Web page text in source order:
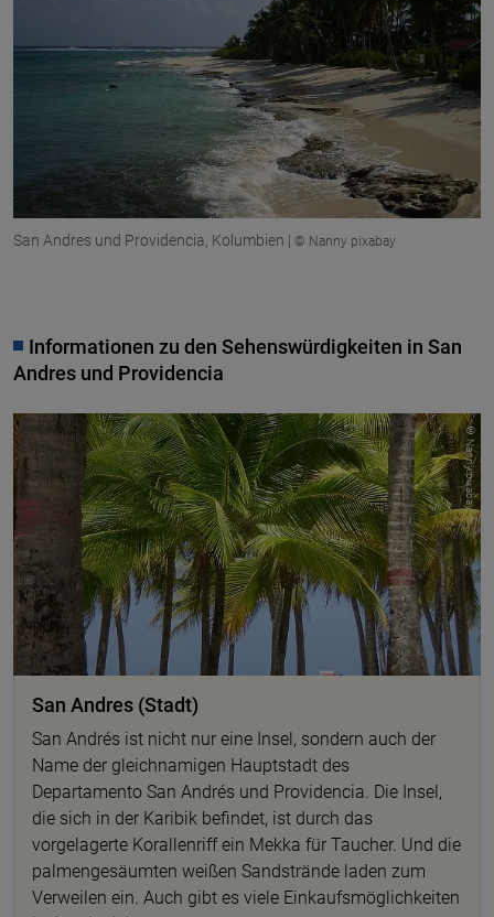
San Andres und Providencia, Kolumbien | © Nanny pixabay
Informationen zu den Sehenswürdigkeiten in San
Andres und Providencia
© Nanny pixabay
San Andres (Stadt)
San Andrés ist nicht nur eine Insel, sondern auch der
Name der gleichnamigen Hauptstadt des
Departamento San Andrés und Providencia. Die Insel,
die sich in der Karibik befindet, ist durch das
vorgelagerte Korallenriff ein Mekka für Taucher. Und die
palmengesäumten weißen Sandstrände laden zum
Verweilen ein. Auch gibt es viele Einkaufsmöglichkeiten